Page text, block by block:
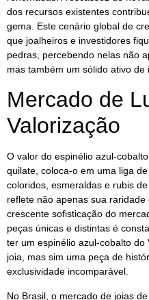
dos recursos existentes
gema. Este cenário global de
que joalheiros e investidores
pedras, percebendo nelas não
mas também um sólido ativo de
Mercado de
Valorização
O valor do espinélio azul-
quilate, coloca-o em uma liga
coloridos, esmeraldas e rubis
reflete não apenas sua
crescente sofisticação do
peças únicas e distintas é
ter um espinélio azul-cobalto
joia, mas sim uma peça de
exclusividade incomparável.
No Brasil, o mercado de joias